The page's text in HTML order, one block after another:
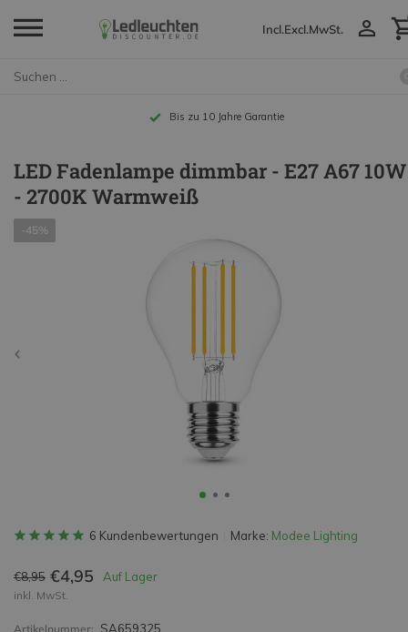
Incl.Excl.MwSt.
Bis zu 10 Jahre Garantie
LED Fadenlampe dimmbar - E27 A67 10W
- 2700K Warmweiß
-45%
6 Kundenbewertungen Marke: Modee Lighting
€8,95 €4,95 Auf Lager
inkl. MwSt.
Artikelnummer: SA659325